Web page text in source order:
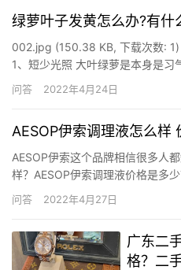
绿萝叶子发黄怎么办?有什
002.jpg (150.38 KB, 下载次数:
1、短少光照 大叶绿萝是本身是习
分昏暗的环境也会让它叶片发黄，
明它是需求光源的滋补的了，假如
问答 2022年4月24日
AESOP伊索调理液怎么样
AESOP伊索这个品牌相信很多人
样？AESOP伊索调理液价格是多
Aesop遵循着澳洲的天然护肤哲学
钻研，全凭实力赢得良好口碑，从
问答 2022年4月27日
广东二
格？二